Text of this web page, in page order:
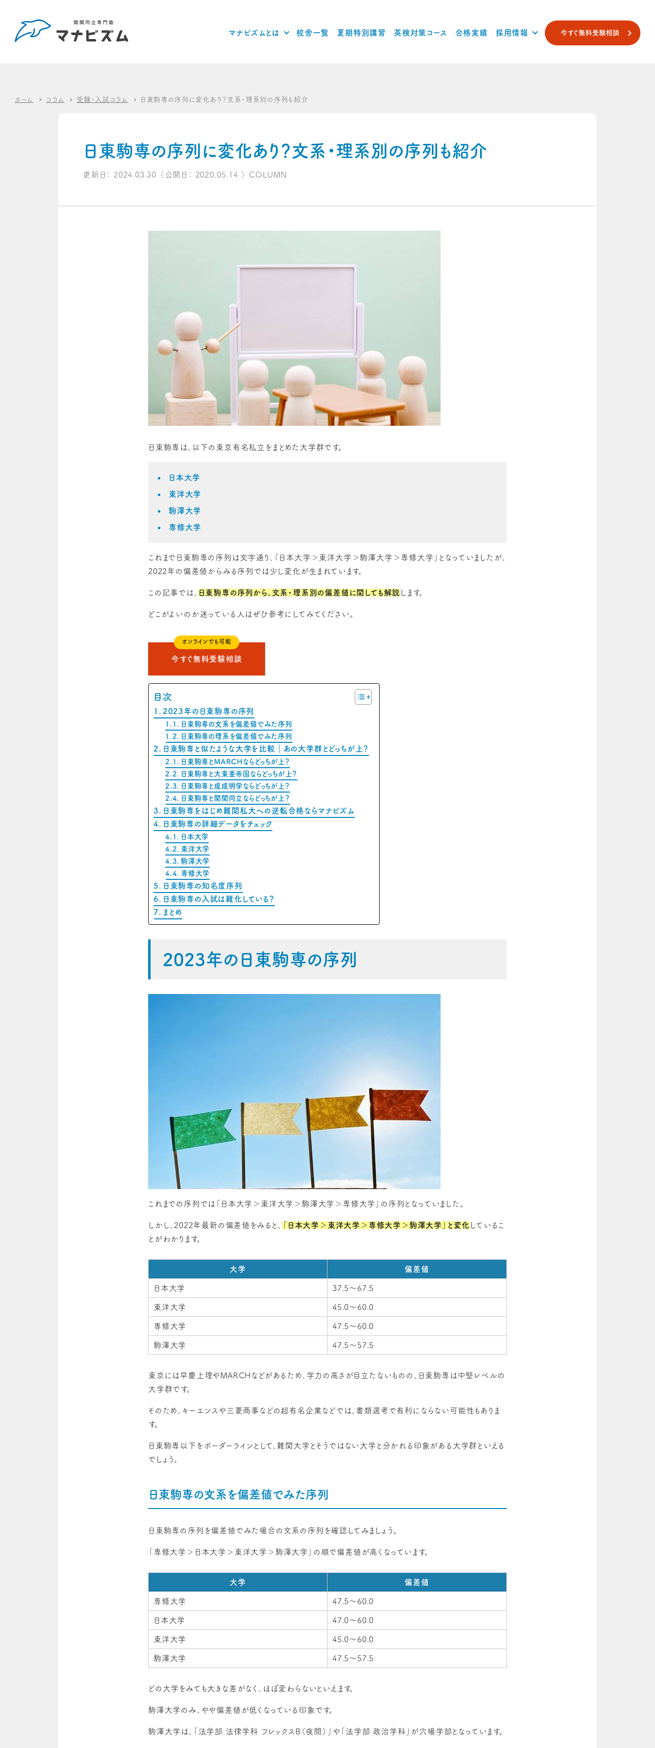
マナビズムとは 校舎一覧 夏期特別講習 英検対策コース 合格実績 採用情報 今すぐ無料受験相談
ホーム コラム 受験・入試コラム 日東駒専の序列に変化あり？文系・理系別の序列も紹介
日東駒専の序列に変化あり？文系・理系別の序列も紹介
更新日： 2024.03.30 （公開日： 2020.05.14 ） COLUMN
日東駒専は、以下の東京有名私立をまとめた大学群です。
日本大学
東洋大学
駒澤大学
専修大学
これまで日東駒専の序列は文字通り、「日本大学＞東洋大学＞駒澤大学＞専修大学」となっていましたが、
2022年の偏差値からみる序列では少し変化が生まれています。
この記事では、 日東駒専の序列から、文系・理系別の偏差値に関しても解説 します。
どこがよいのか迷っている人はぜひ参考にしてみてください。
オンラインでも可能
今すぐ無料受験相談
目次
2023年の日東駒専の序列
日東駒専の文系を偏差値でみた序列
日東駒専の理系を偏差値でみた序列
日東駒専と似たような大学を比較｜あの大学群とどっちが上？
日東駒専とMARCHならどっちが上？
日東駒専と大東亜帝国ならどっちが上？
日東駒専と成成明学ならどっちが上？
日東駒専と関関同立ならどっちが上？
日東駒専をはじめ難関私大への逆転合格ならマナビズム
日東駒専の詳細データをチェック
日本大学
東洋大学
駒澤大学
専修大学
日東駒専の知名度序列
日東駒専の入試は難化している？
まとめ
2023年の日東駒専の序列
これまでの序列では「日本大学＞東洋大学＞駒澤大学＞専修大学」の序列となっていました。
しかし、2022年最新の偏差値をみると、 「日本大学＞東洋大学＞専修大学＞駒澤大学」と変化 しているこ
とがわかります。
大学 偏差値
日本大学 37.5～67.5
東洋大学 45.0～60.0
専修大学 47.5～60.0
駒澤大学 47.5～57.5
東京には早慶上理やMARCHなどがあるため、学力の高さが目立たないものの、日東駒専は中堅レベルの
大学群です。
そのため、キーエンスや三菱商事などの超有名企業などでは、書類選考で有利にならない可能性もありま
す。
日東駒専以下をボーダーラインとして、難関大学とそうではない大学と分かれる印象がある大学群といえる
でしょう。
日東駒専の文系を偏差値でみた序列
日東駒専の序列を偏差値でみた場合の文系の序列を確認してみましょう。
「専修大学＞日本大学＞東洋大学＞駒澤大学」の順で偏差値が高くなっています。
大学 偏差値
専修大学 47.5～60.0
日本大学 47.0～60.0
東洋大学 45.0～60.0
駒澤大学 47.5～57.5
どの大学をみても大きな差がなく、ほぼ変わらないといえます。
駒澤大学のみ、やや偏差値が低くなっている印象です。
駒澤大学は、「法学部 法律学科 フレックスB（夜間）」や「法学部 政治学科」が穴場学部となっています。